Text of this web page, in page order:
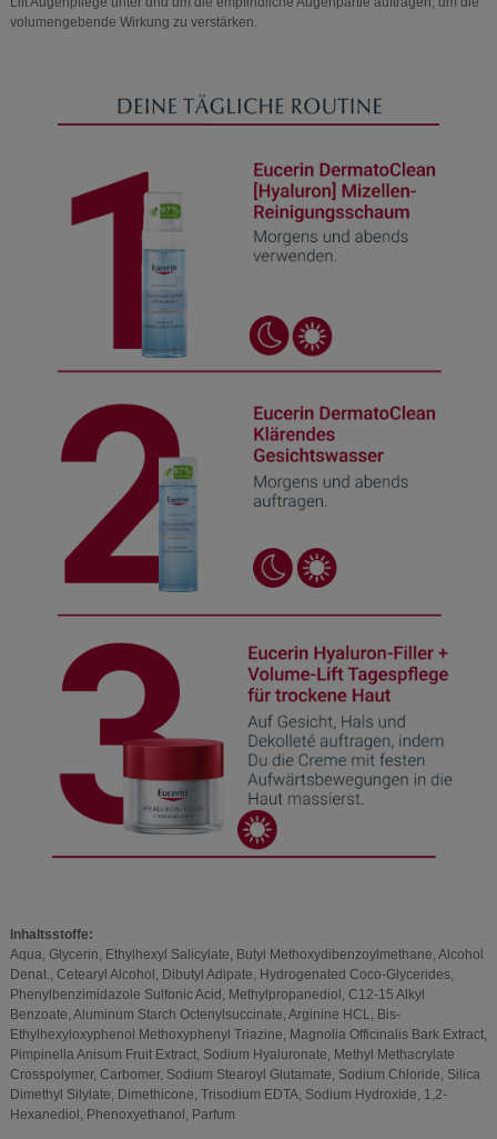
volumengebende Wirkung zu verstärken.
Inhaltsstoffe:
Aqua, Glycerin, Ethylhexyl Salicylate, Butyl Methoxydibenzoylmethane, Alcohol
Denat., Cetearyl Alcohol, Dibutyl Adipate, Hydrogenated Coco-Glycerides,
Phenylbenzimidazole Sulfonic Acid, Methylpropanediol, C12-15 Alkyl
Benzoate, Aluminum Starch Octenylsuccinate, Arginine HCL, Bis-
Ethylhexyloxyphenol Methoxyphenyl Triazine, Magnolia Officinalis Bark Extract,
Pimpinella Anisum Fruit Extract, Sodium Hyaluronate, Methyl Methacrylate
Crosspolymer, Carbomer, Sodium Stearoyl Glutamate, Sodium Chloride, Silica
Dimethyl Silylate, Dimethicone, Trisodium EDTA, Sodium Hydroxide, 1,2-
Hexanediol, Phenoxyethanol, Parfum